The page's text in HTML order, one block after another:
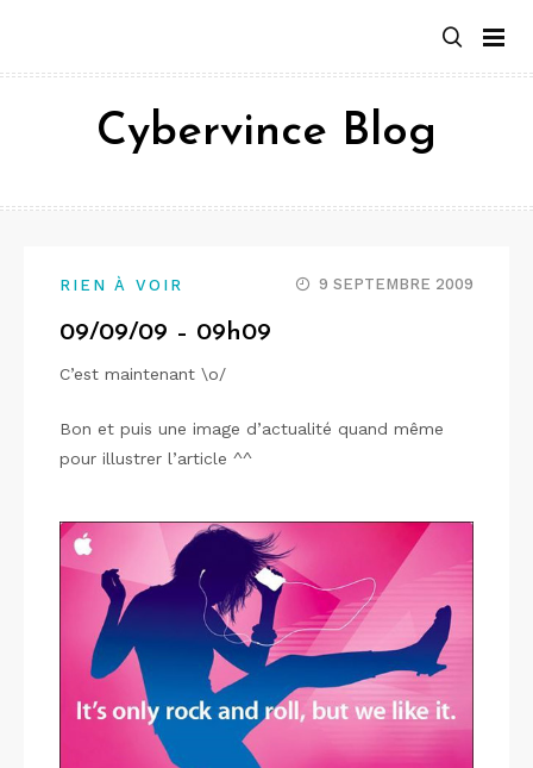
contenu
Cybervince Blog
RIEN À VOIR 9 SEPTEMBRE 2009
09/09/09 – 09h09
C’est maintenant \o/
Bon et puis une image d’actualité quand même
pour illustrer l’article ^^